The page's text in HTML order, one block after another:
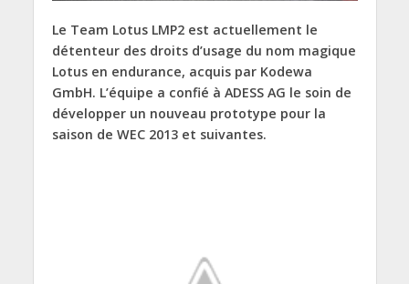
Le Team Lotus LMP2 est actuellement le
détenteur des droits d’usage du nom magique
Lotus en endurance, acquis par Kodewa
GmbH. L’équipe a confié à ADESS AG le soin de
développer un nouveau prototype pour la
saison de WEC 2013 et suivantes.